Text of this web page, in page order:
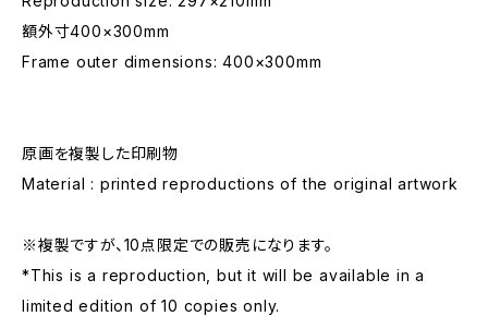
額外寸400×300mm
Frame outer dimensions: 400×300mm
原画を複製した印刷物
Material : printed reproductions of the original artwork
※複製ですが、10点限定での販売になります。
*This is a reproduction, but it will be available in a
limited edition of 10 copies only.